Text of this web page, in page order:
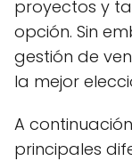
proyectos y
opción. Sin
gestión de
la mejor
A
principales